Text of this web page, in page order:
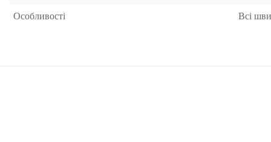
Особливості Всі